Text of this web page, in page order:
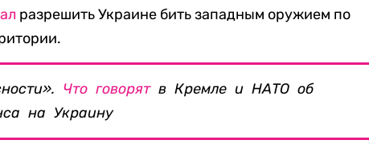
разрешить Украине бить западным оружием по
Что говорятв Кремле и НАТО об
на Украину